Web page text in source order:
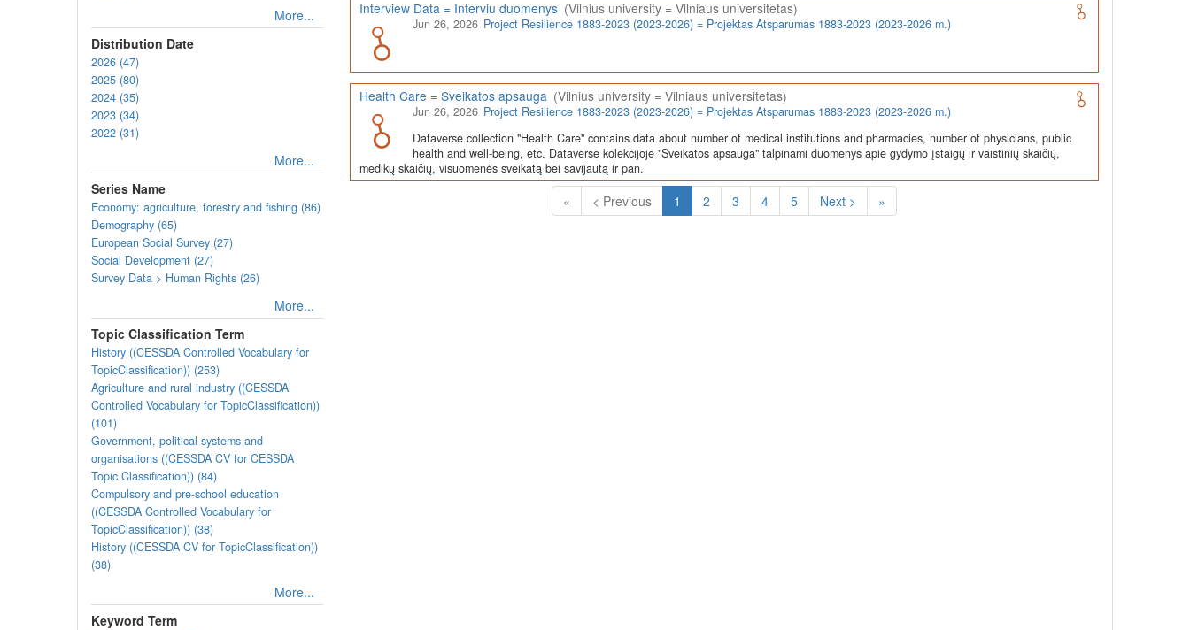
More...
Distribution Date
2026 (47)
2025 (80)
2024 (35)
2023 (34)
2022 (31)
More...
Series Name
Economy: agriculture, forestry and fishing (86)
Demography (65)
European Social Survey (27)
Social Development (27)
Survey Data > Human Rights (26)
More...
Topic Classification Term
History ((CESSDA Controlled Vocabulary for
TopicClassification)) (253)
Agriculture and rural industry ((CESSDA
Controlled Vocabulary for TopicClassification))
(101)
Government, political systems and
organisations ((CESSDA CV for CESSDA
Topic Classification)) (84)
Compulsory and pre-school education
((CESSDA Controlled Vocabulary for
TopicClassification)) (38)
History ((CESSDA CV for TopicClassification))
(38)
More...
Keyword Term
Interview Data = Interviu duomenys (Vilnius university = Vilniaus universitetas)
Jun 26, 2026 Project Resilience 1883-2023 (2023-2026) = Projektas Atsparumas 1883-2023 (2023-2026 m.)
Health Care = Sveikatos apsauga (Vilnius university = Vilniaus universitetas)
Jun 26, 2026 Project Resilience 1883-2023 (2023-2026) = Projektas Atsparumas 1883-2023 (2023-2026 m.)
Dataverse collection "Health Care" contains data about number of medical institutions and pharmacies, number of physicians, public
health and well-being, etc. Dataverse kolekcijoje "Sveikatos apsauga" talpinami duomenys apie gydymo įstaigų ir vaistinių skaičių,
medikų skaičių, visuomenės sveikatą bei savijautą ir pan.
« < Previous 1 (Current)
2 3 4 5 Next > »